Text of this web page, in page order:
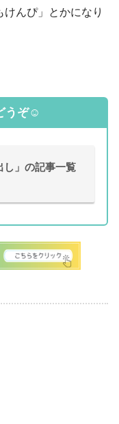
んぴ」とかになり
うぞ☺
し」の記事一覧